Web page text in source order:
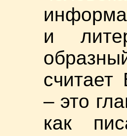
и
– это
как